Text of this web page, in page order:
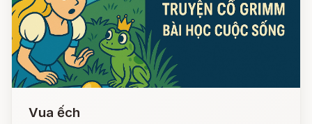
Vua ếch